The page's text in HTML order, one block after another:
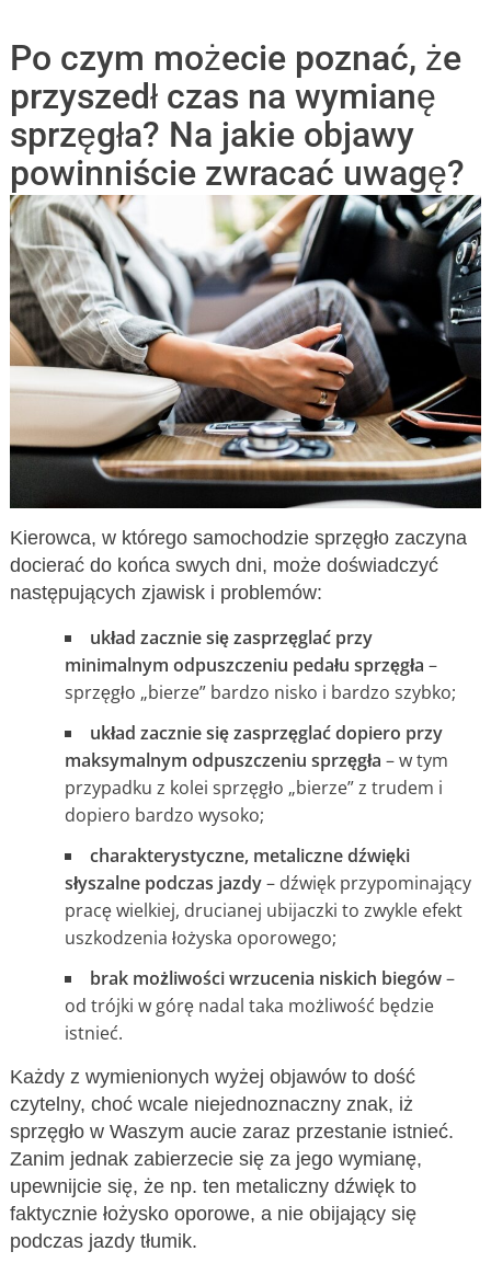
Po czym możecie poznać, że
przyszedł czas na wymianę
sprzęgła? Na jakie objawy
powinniście zwracać uwagę?
Kierowca, w którego samochodzie sprzęgło zaczyna
docierać do końca swych dni, może doświadczyć
następujących zjawisk i problemów:
układ zacznie się zasprzęglać przy
minimalnym odpuszczeniu pedału sprzęgła –
sprzęgło „bierze” bardzo nisko i bardzo szybko;
układ zacznie się zasprzęglać dopiero przy
maksymalnym odpuszczeniu sprzęgła – w tym
przypadku z kolei sprzęgło „bierze” z trudem i
dopiero bardzo wysoko;
charakterystyczne, metaliczne dźwięki
słyszalne podczas jazdy– dźwięk przypominający
pracę wielkiej, drucianej ubijaczki to zwykle efekt
uszkodzenia łożyska oporowego;
brak możliwości wrzucenia niskich biegów–
od trójki w górę nadal taka możliwość będzie
istnieć.
Każdy z wymienionych wyżej objawów to dość
czytelny, choć wcale niejednoznaczny znak, iż
sprzęgło w Waszym aucie zaraz przestanie istnieć.
Zanim jednak zabierzecie się za jego wymianę,
upewnijcie się, że np. ten metaliczny dźwięk to
faktycznie łożysko oporowe, a nie obijający się
podczas jazdy tłumik.